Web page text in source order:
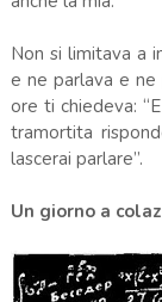
Non si limitava a
e ne parlava e
ore ti chiedeva:
tramortita
lascerai parlare”.
Un giorno a